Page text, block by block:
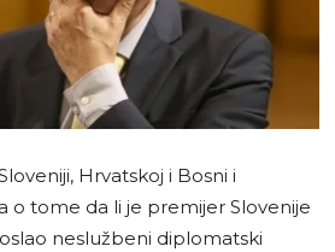
Hrvatskoj i Bosni i
o tome da li je premijer Slovenije
neslužbeni diplomatski